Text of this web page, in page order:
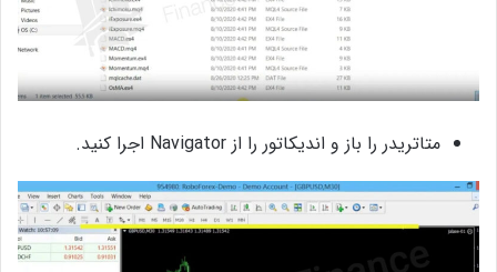
متاتریدر را باز و اندیکاتور را از Navigator اجرا کنید.